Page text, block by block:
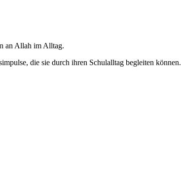
an Allah im Alltag.
die sie durch ihren Schulalltag begleiten können.